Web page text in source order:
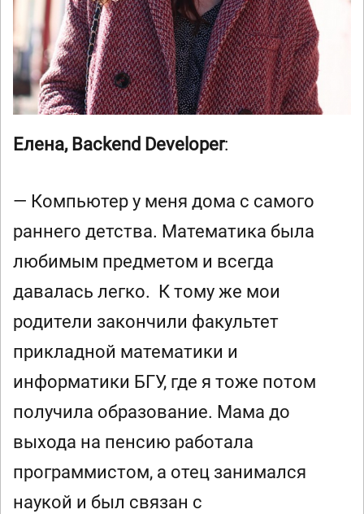
Елена, Backend Developer:
— Компьютер у меня дома с самого
раннего детства. Математика была
любимым предметом и всегда
давалась легко. К тому же мои
родители закончили факультет
прикладной математики и
информатики БГУ, где я тоже потом
получила образование. Мама до
выхода на пенсию работала
программистом, а отец занимался
наукой и был связан с